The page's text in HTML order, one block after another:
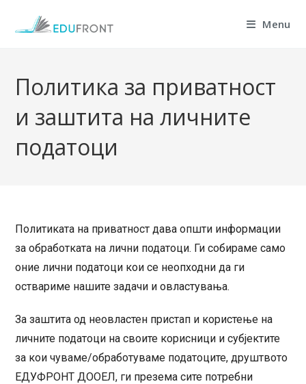
Menu
Политика за приватност
и заштита на личните
податоци
Политиката на приватност дава општи информации
за обработката на лични податоци. Ги собираме само
оние лични податоци кои се неопходни да ги
оствариме нашите задачи и овластувања.
За заштита од неовластен пристап и користење на
личните податоци на своите корисници и субјектите
за кои чуваме/обработуваме податоците, друштвото
ЕДУФРОНТ ДООЕЛ, ги презема сите потребни